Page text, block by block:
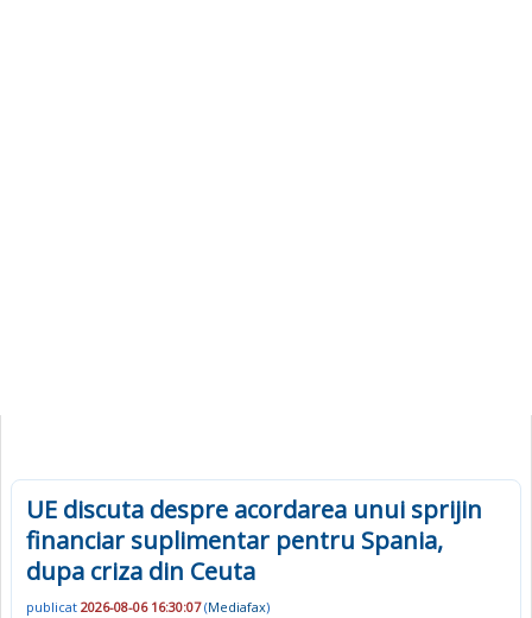
UE discuta despre acordarea unui sprijin
financiar suplimentar pentru Spania,
dupa criza din Ceuta
publicat 2026-08-06 16:30:07(Mediafax)